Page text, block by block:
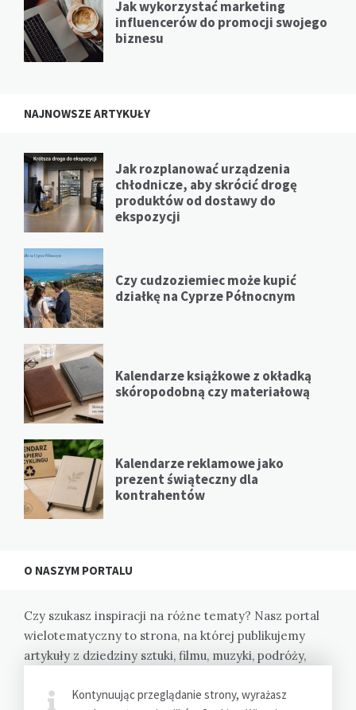
Jak wykorzystać marketing
influencerów do promocji swojego
biznesu
NAJNOWSZE ARTYKUŁY
Jak rozplanować urządzenia
chłodnicze, aby skrócić drogę
produktów od dostawy do
ekspozycji
Czy cudzoziemiec może kupić
działkę na Cyprze Północnym
Kalendarze książkowe z okładką
skóropodobną czy materiałową
Kalendarze reklamowe jako
prezent świąteczny dla
kontrahentów
O NASZYM PORTALU
Czy szukasz inspiracji na różne tematy? Nasz portal
wielotematyczny to strona, na której publikujemy
artykuły z dziedziny sztuki, filmu, muzyki, podróży,
pasje i zainspirujesz się do działania.
Kontynuując przeglądanie strony, wyrażasz